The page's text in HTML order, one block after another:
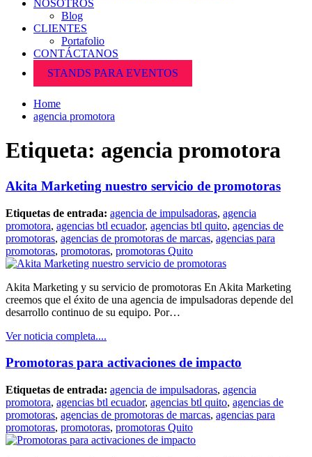
NOSOTROS
Blog
CLIENTES
Portafolio
CONTÁCTANOS
STANDS PARA EVENTOS
Home
agencia promotora
Etiqueta: agencia promotora
Akita Marketing nuestro servicio de promotoras
Etiquetas de entrada: agencia de impulsadoras, agencia
promotora, agencias btl ecuador, agencias btl quito, agencias de
promotoras, agencias de promotoras de marcas, agencias para
promotoras, promotoras, promotoras Quito
Akita Marketing y su servicio de promotoras En Akita Marketing
creemos que el éxito de una agencia de impulsadoras depende del
desarrollo continuo de su equipo. Por…
Ver noticia completa....
Promotoras para activaciones de impacto
Etiquetas de entrada: agencia de impulsadoras, agencia
promotora, agencias btl ecuador, agencias btl quito, agencias de
promotoras, agencias de promotoras de marcas, agencias para
promotoras, promotoras, promotoras Quito